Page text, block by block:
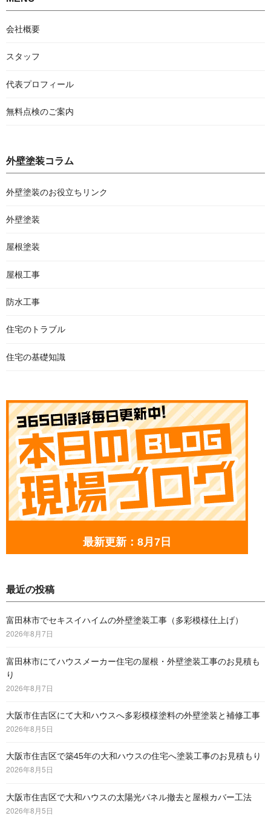
会社概要
スタッフ
代表プロフィール
無料点検のご案内
外壁塗装コラム
外壁塗装のお役立ちリンク
外壁塗装
屋根塗装
屋根工事
防水工事
住宅のトラブル
住宅の基礎知識
最新更新：8月7日
最近の投稿
富田林市でセキスイハイムの外壁塗装工事（多彩模様仕上げ）
2026年8月7日
富田林市にてハウスメーカー住宅の屋根・外壁塗装工事のお見積も
り
2026年8月7日
大阪市住吉区にて大和ハウスへ多彩模様塗料の外壁塗装と補修工事
2026年8月5日
大阪市住吉区で築45年の大和ハウスの住宅へ塗装工事のお見積もり
2026年8月5日
大阪市住吉区で大和ハウスの太陽光パネル撤去と屋根カバー工法
2026年8月5日